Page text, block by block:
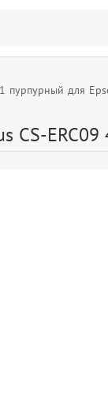
пурпурный для
CS-